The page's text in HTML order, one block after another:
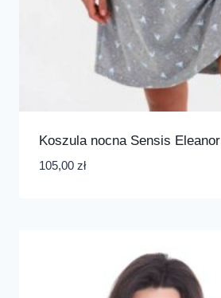
Koszula nocna Sensis Eleanor
105,00 zł